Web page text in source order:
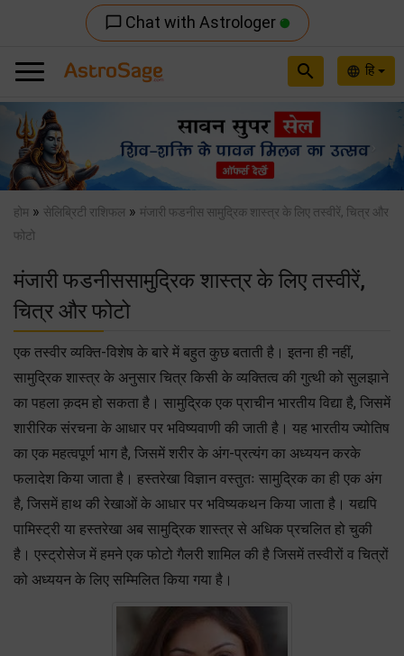
chat_bubble_outline Chat with Astrologer
language हि
search
Previous
होम » सेलिब्रिटी राशिफल » मंजारी फडनीस सामुद्रिक शास्त्र के लिए तस्वीरें, चित्र और
फोटो
मंजारी फडनीससामुद्रिक शास्त्र के लिए तस्वीरें,
चित्र और फोटो
एक तस्वीर व्यक्ति-विशेष के बारे में बहुत कुछ बताती है। इतना ही नहीं,
सामुद्रिक शास्त्र के अनुसार चित्र किसी के व्यक्तित्व की गुत्थी को सुलझाने
का पहला क़दम हो सकता है। सामुद्रिक एक प्राचीन भारतीय विद्या है, जिसमें
शारीरिक संरचना के आधार पर भविष्यवाणी की जाती है। यह भारतीय ज्योतिष
का एक महत्वपूर्ण भाग है, जिसमें शरीर के अंग-प्रत्यंग का अध्ययन करके
फलादेश किया जाता है। हस्तरेखा विज्ञान वस्तुतः सामुद्रिक का ही एक अंग
है, जिसमें हाथ की रेखाओं के आधार पर भविष्यकथन किया जाता है। यद्यपि
पामिस्ट्री या हस्तरेखा अब सामुद्रिक शास्त्र से अधिक प्रचलित हो चुकी
है। एस्ट्रोसेज में हमने एक फोटो गैलरी शामिल की है जिसमें तस्वीरों व चित्रों
को अध्ययन के लिए सम्मिलित किया गया है।